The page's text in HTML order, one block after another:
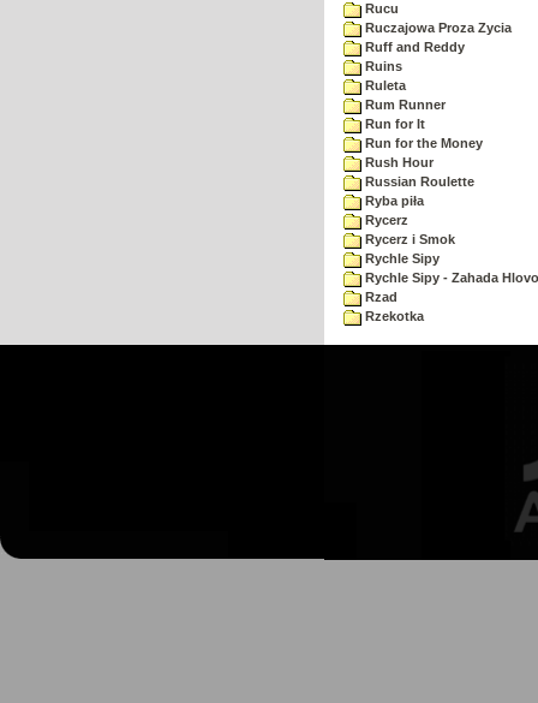
Rucu
Ruczajowa Proza Zycia
Ruff and Reddy
Ruins
Ruleta
Rum Runner
Run for It
Run for the Money
Rush Hour
Russian Roulette
Ryba piła
Rycerz
Rycerz i Smok
Rychle Sipy
Rychle Sipy - Zahada
Rzad
Rzekotka